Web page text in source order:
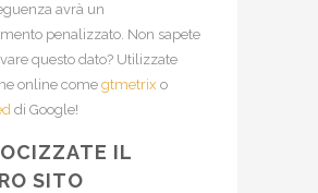
avrà un
penalizzato. Non sapete
questo dato? Utilizzate
online come gtmetrix o
di Google!
IL
SITO